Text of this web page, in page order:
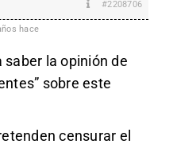
#2208706
hace
la opinión de
sobre este
censurar el